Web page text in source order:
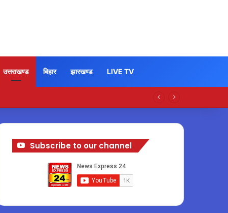
उत्तराखण्ड बिहार झारखण्ड LIVE TV
Subscribe to our channel